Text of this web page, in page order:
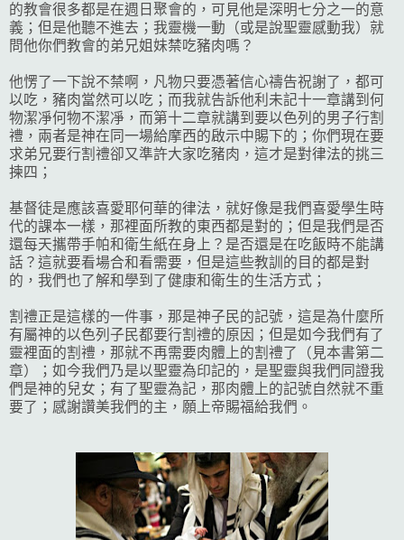
的教會很多都是在週日聚會的，可見他是深明七分之一的意
義；但是他聽不進去；我靈機一動（或是說聖靈感動我）就
問他你們教會的弟兄姐妹禁吃豬肉嗎？
他愣了一下說不禁啊，凡物只要憑著信心禱告祝謝了，都可
以吃，豬肉當然可以吃；而我就告訴他利未記十一章講到何
物潔凈何物不潔凈，而第十二章就講到要以色列的男子行割
禮，兩者是神在同一場給摩西的啟示中賜下的；你們現在要
求弟兄要行割禮卻又準許大家吃豬肉，這才是對律法的挑三
揀四；
基督徒是應該喜愛耶何華的律法，就好像是我們喜愛學生時
代的課本一樣，那裡面所教的東西都是對的；但是我們是否
還每天攜帶手帕和衛生紙在身上？是否還是在吃飯時不能講
話？這就要看場合和看需要，但是這些教訓的目的都是對
的，我們也了解和學到了健康和衛生的生活方式；
割禮正是這樣的一件事，那是神子民的記號，這是為什麼所
有屬神的以色列子民都要行割禮的原因；但是如今我們有了
靈裡面的割禮，那就不再需要肉體上的割禮了（見本書第二
章）；如今我們乃是以聖靈為印記的，是聖靈與我們同證我
們是神的兒女；有了聖靈為記，那肉體上的記號自然就不重
要了；感謝讚美我們的主，願上帝賜福給我們。